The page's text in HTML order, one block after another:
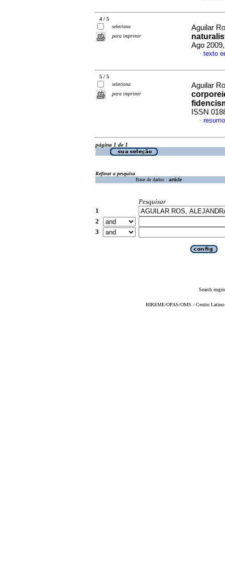
4 / 5
seleciona
para imprimir
Aguilar
Ago
· texto
5 / 5
seleciona
para imprimir
Aguilar
ISSN
·
página 1 de 1
Refinar a pesquisa
Base de dados : article
Pesquisar
1
2
3
Search
BIREME/OPAS/OMS - Centro Latino-